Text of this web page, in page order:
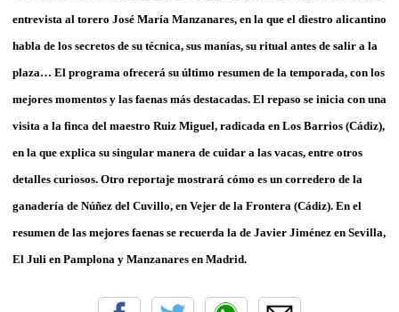
entrevista al torero José María Manzanares, en la que el diestro alicantino
habla de los secretos de su técnica, sus manías, su ritual antes de salir a la
plaza… El programa ofrecerá su último resumen de la temporada, con los
mejores momentos y las faenas más destacadas. El repaso se inicia con una
visita a la finca del maestro Ruiz Miguel, radicada en Los Barrios (Cádiz),
en la que explica su singular manera de cuidar a las vacas, entre otros
detalles curiosos. Otro reportaje mostrará cómo es un corredero de la
ganadería de Núñez del Cuvillo, en Vejer de la Frontera (Cádiz). En el
resumen de las mejores faenas se recuerda la de Javier Jiménez en Sevilla,
El Juli en Pamplona y Manzanares en Madrid.